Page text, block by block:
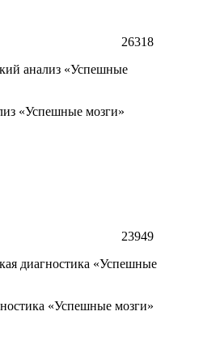
26318
«Успешные мозги»
23949
«Успешные мозги»